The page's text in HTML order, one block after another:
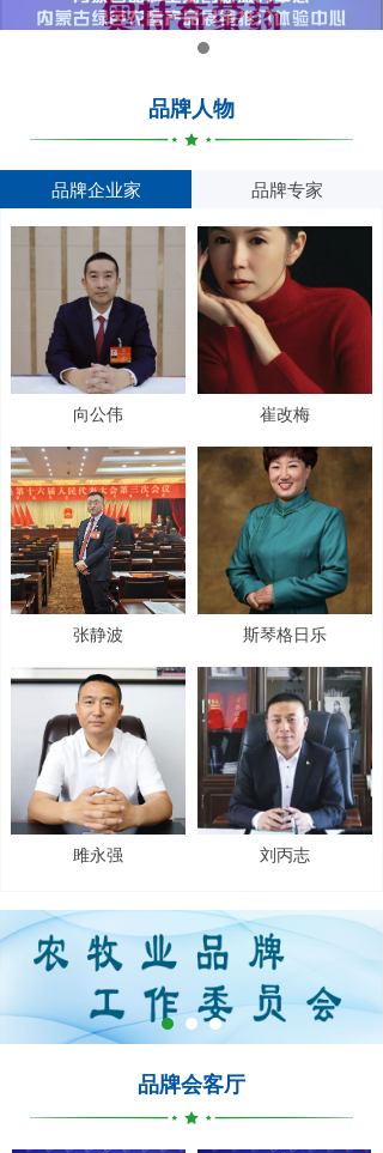
品牌企业家 品牌专家
向公伟 崔改梅
张静波 斯琴格日乐
雎永强 刘丙志
品牌人物
品牌会客厅